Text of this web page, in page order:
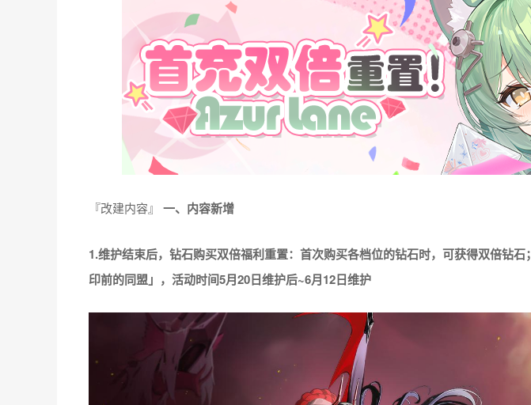
『改建内容』 一、内容新增
1.维护结束后，钻石购买双倍福利重置：首次购买各档位的钻石时，可获得双倍钻石；
印前的同盟」，活动时间5月20日维护后~6月12日维护